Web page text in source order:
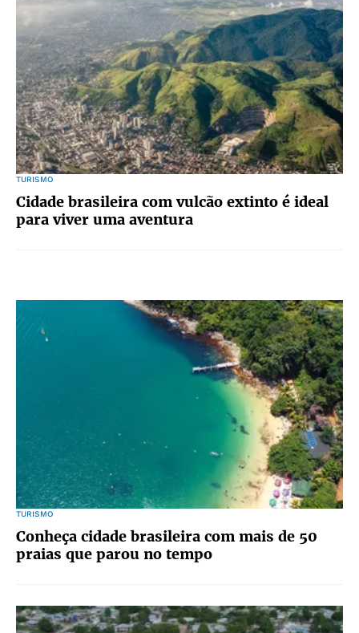
TURISMO
Cidade brasileira com vulcão extinto é ideal
para viver uma aventura
TURISMO
Conheça cidade brasileira com mais de 50
praias que parou no tempo